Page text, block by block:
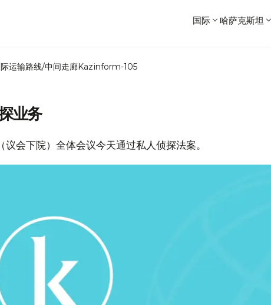
国际 哈萨克斯坦
运输路线/中间走廊Kazinform-105
业务
会下院）全体会议今天通过私人侦探法案。